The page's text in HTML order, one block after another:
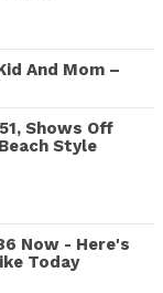
And Mom –
Shows Off
Style
Now - Here's
Today